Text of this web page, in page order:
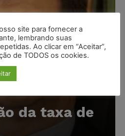
da taxa de
site para fornecer a
lembrando suas
Ao clicar em “Aceitar”,
de TODOS os cookies.